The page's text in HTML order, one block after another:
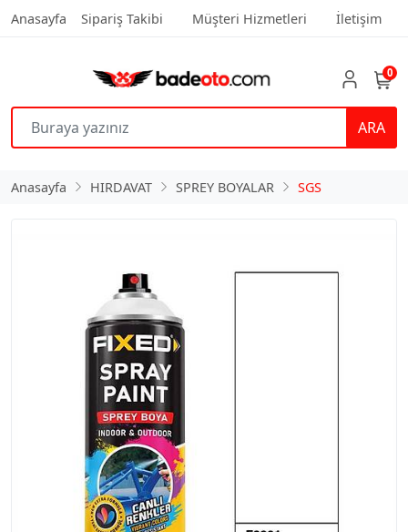
Anasayfa Sipariş Takibi Müşteri Hizmetleri İletişim
ARA
0
Anasayfa HIRDAVAT SPREY BOYALAR SGS